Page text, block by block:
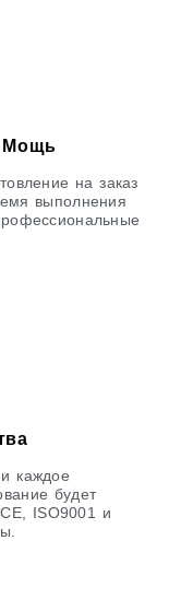
Мощь
на заказ
выполнения
каждое
будет
ISO9001 и